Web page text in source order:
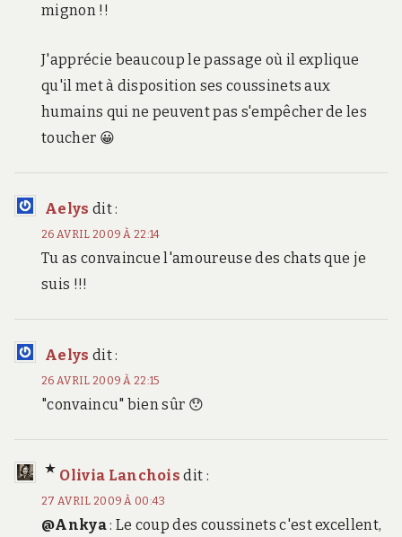
mignon !!
J'apprécie beaucoup le passage où il explique
qu'il met à disposition ses coussinets aux
humains qui ne peuvent pas s'empêcher de les
toucher 😀
Aelys dit :
26 AVRIL 2009 À 22:14
Tu as convaincue l'amoureuse des chats que je
suis !!!
Aelys dit :
26 AVRIL 2009 À 22:15
"convaincu" bien sûr 😯
Olivia Lanchois dit :
27 AVRIL 2009 À 00:43
@Ankya: Le coup des coussinets c'est excellent,